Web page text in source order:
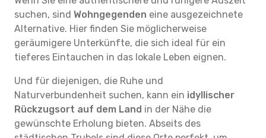
suchen, sind Wohngegenden eine ausgezeichnete
Alternative. Hier finden Sie möglicherweise
geräumigere Unterkünfte, die sich ideal für ein
tieferes Eintauchen in das lokale Leben eignen.
Und für diejenigen, die Ruhe und
Naturverbundenheit suchen, kann ein idyllischer
Rückzugsort auf dem Land in der Nähe die
gewünschte Erholung bieten. Abseits des